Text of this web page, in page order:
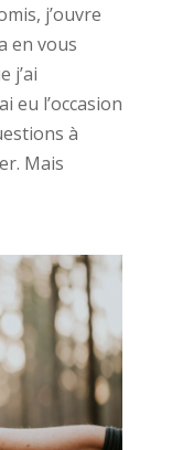
j’ouvre
en vous
j’ai
eu l’occasion
à
Mais